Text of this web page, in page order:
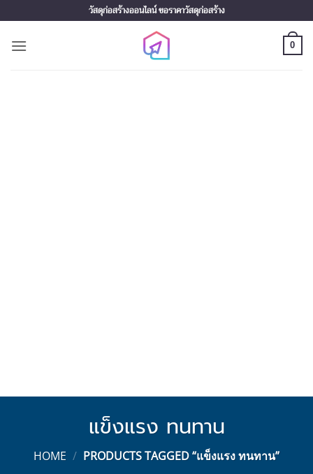
to
content
วัสดุก่อสร้างออนไลน์ ขอราคาวัสดุก่อสร้าง
0
แข็งแรง ทนทาน
HOME / PRODUCTS TAGGED “แข็งแรง ทนทาน”